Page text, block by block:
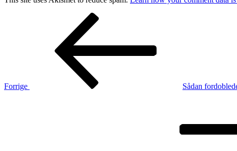
Indlægsnavigation
Forrige
Sådan